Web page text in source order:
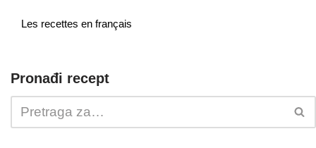
Les recettes en français
Pronađi recept